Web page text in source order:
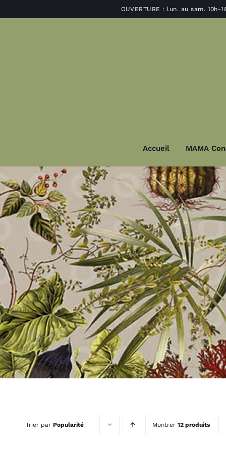
au
OUVERTURE : lun. au sam. 10h-
Accueil MAMA
Décoration
Déco murale et miroir
Boites et plateaux
Vases et caches pots
Lanternes
Petites déco
Suspensions
Lampes et
Appliques
Guirlandes
Luminaires
Bougies et
senteurs
Bougies
Senteurs
Déco murales
Peluches
Livres
Trier par Popularité Montrer 12 produits